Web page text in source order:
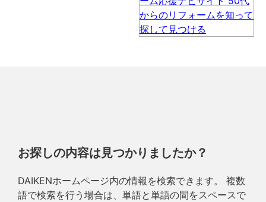
お探しの内容は見つかりましたか？
DAIKENホームページ内の情報を検索できます。 複数
語で検索を行う場合は、単語と単語の間をスペースで